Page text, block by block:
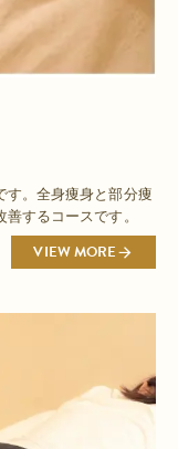
す。全身痩身と部分痩
するコースです。
VIEW MORE